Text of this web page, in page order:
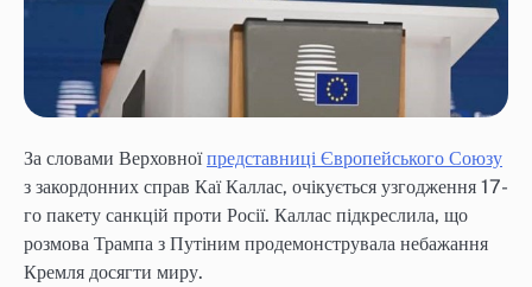
За словами Верховноїпредставниці Європейського Союзу
з закордонних справ Каї Каллас, очікується узгодження 17-
го пакету санкцій проти Росії. Каллас підкреслила, що
розмова Трампа з Путіним продемонструвала небажання
Кремля досягти миру.